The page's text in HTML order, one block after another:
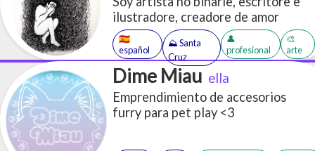
ilustradore, creadore de amor
🇪🇸
español
⛰️ Santa
Cruz
👤
profesional
🎨
arte
Dime Miau ella
Emprendimiento de accesorios
furry para pet play <3